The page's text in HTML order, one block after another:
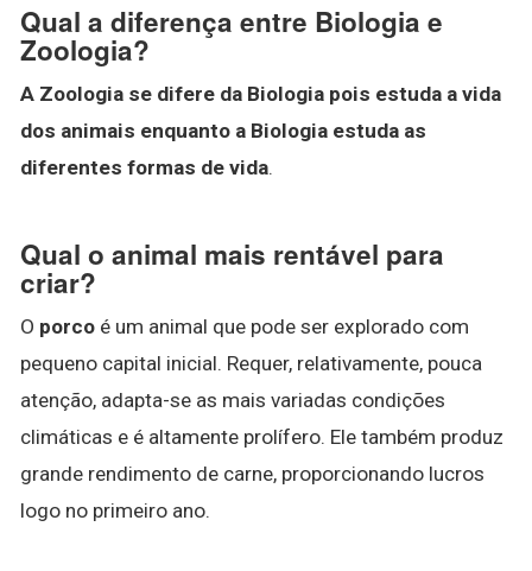
Qual a diferença entre Biologia e
Zoologia?
A Zoologia se difere da Biologia pois estuda a vida
dos animais enquanto a Biologia estuda as
diferentes formas de vida.
Qual o animal mais rentável para
criar?
O porco é um animal que pode ser explorado com
pequeno capital inicial. Requer, relativamente, pouca
atenção, adapta-se as mais variadas condições
climáticas e é altamente prolífero. Ele também produz
grande rendimento de carne, proporcionando lucros
logo no primeiro ano.